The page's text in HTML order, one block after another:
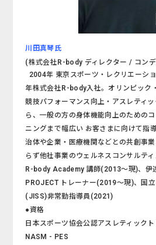
川田真琴氏
(株式会社R-body ディレクター / コン
2004年 東京スポーツ・レクリエーシ
年株式会社R-body入社。オリンピック
競技パフォーマンス向上・アスレティ
ら、一般の方の身体機能向上のための
ニングまで幅広い お客さまに向けて指
治体や企業・医療機関などとの共創事
らず他社事業のウェルネスコンサルティ
R-body Academy 講師(2013～現)、伊
PROJECT トレーナー(2019～現)、国
(JISS)非常勤指導員(2021)
●資格
日本スポーツ協会公認アスレティック
NASM - PES